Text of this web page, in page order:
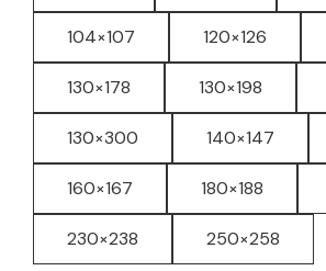
104×107 120×126
130×178 130×198
130×300 140×147
160×167 180×188
230×238 250×258